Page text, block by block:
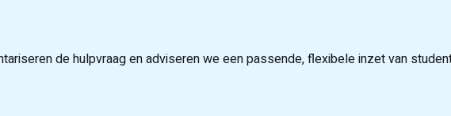
de hulpvraag en adviseren we een passende, flexibele inzet van